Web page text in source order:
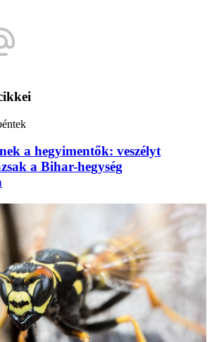
a hegyimentők: veszélyt
a Bihar-hegység